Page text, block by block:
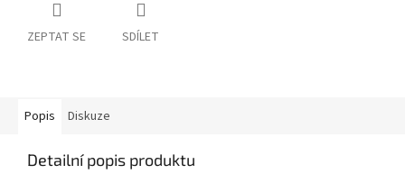
ZEPTAT SE SDÍLET
Popis Diskuze
Detailní popis produktu